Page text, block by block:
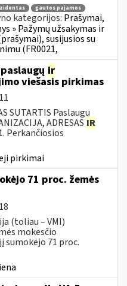
gautos pajamos
kategorijos: Prašymai,
» Pažymų užsakymas ir
susijusios su
(FR0021,
ir
viešasis pirkimas
SUTARTIS Paslaugų
ADRESAS IR
Perkančiosios
pirkimai
71 proc. žemės
(toliau – VMI)
mokesčio
sumokėjo 71 proc.